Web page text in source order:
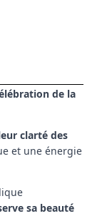
de la
clarté des
et une énergie
sa beauté